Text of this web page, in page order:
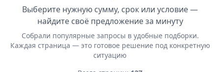
Выберите нужную сумму, срок или условие —
найдите своё предложение за минуту
Собрали популярные запросы в удобные подборки.
Каждая страница — это готовое решение под конкретную
ситуацию